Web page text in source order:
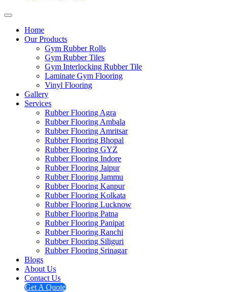
Home
Our Products
Gym Rubber Rolls
Gym Rubber Tiles
Gym Interlocking Rubber Tile
Laminate Gym Flooring
Vinyl Flooring
Gallery
Services
Rubber Flooring Agra
Rubber Flooring Ambala
Rubber Flooring Amritsar
Rubber Flooring Bhopal
Rubber Flooring GYZ
Rubber Flooring Indore
Rubber Flooring Jaipur
Rubber Flooring Jammu
Rubber Flooring Kanpur
Rubber Flooring Kolkata
Rubber Flooring Lucknow
Rubber Flooring Patna
Rubber Flooring Panipat
Rubber Flooring Ranchi
Rubber Flooring Siliguri
Rubber Flooring Srinagar
Blogs
About Us
Contact Us
Get A Quote